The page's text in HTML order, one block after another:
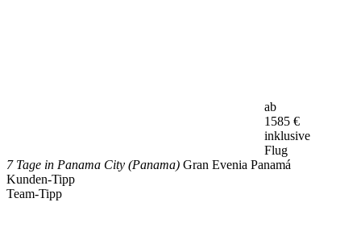
ab
1585 €
inklusive
Flug
7 Tage in Panama City (Panama) Gran Evenia Panamá
Kunden-Tipp
Team-Tipp